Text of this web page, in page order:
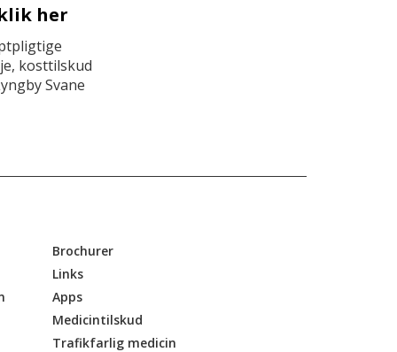
her
kosttilskud
Svane
Brochurer
Links
Apps
Medicintilskud
Trafikfarlig medicin